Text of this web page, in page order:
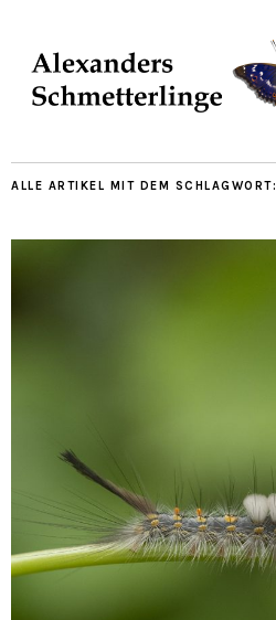
ALLE ARTIKEL MIT DEM SCHLAGWORT: